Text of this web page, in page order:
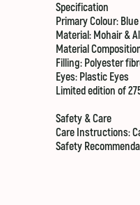
Specification
Primary Colour: Blue
Material: Mohair &
Material
Filling: Polyester
Eyes: Plastic Eyes
Limited edition of
Safety & Care
Care Instructions:
Safety